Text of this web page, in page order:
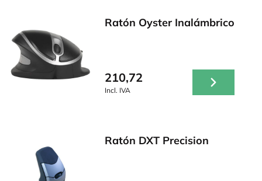
Ratón Oyster Inalámbrico
210,72
Incl. IVA
Ratón DXT Precision